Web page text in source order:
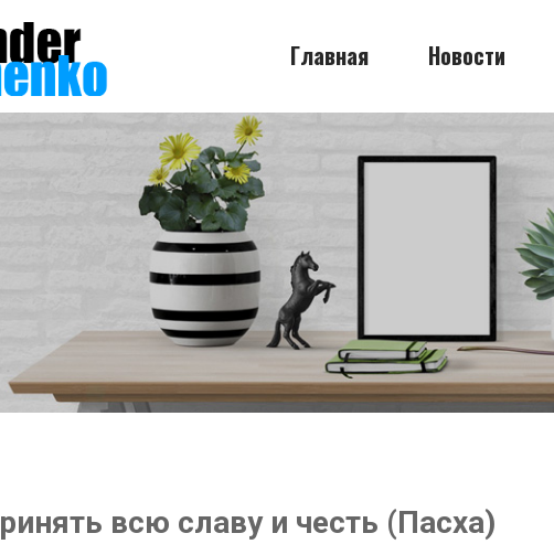
Главная Новости
всю славу и честь (Пасха)